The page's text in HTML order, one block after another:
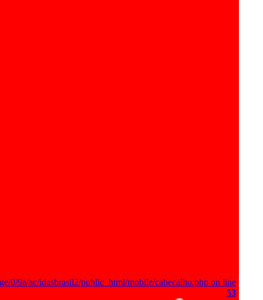
0/9a/ac/idasbrasil2/public_html/mobile/cabecalho.php on line
53